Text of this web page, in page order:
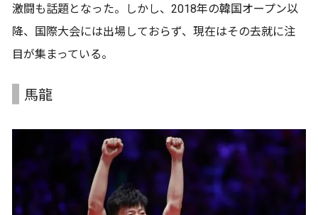
激闘も話題となった。しかし、2018年の韓国オープン以
降、国際大会には出場しておらず、現在はその去就に注
目が集まっている。
馬龍